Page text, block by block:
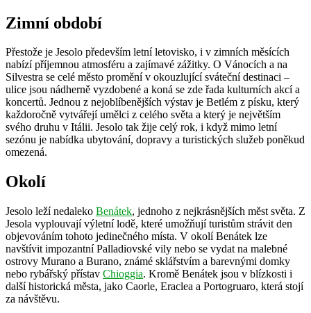
Zimní období
Přestože je Jesolo především letní letovisko, i v zimních měsících
nabízí příjemnou atmosféru a zajímavé zážitky. O Vánocích a na
Silvestra se celé město promění v okouzlující sváteční destinaci –
ulice jsou nádherně vyzdobené a koná se zde řada kulturních akcí a
koncertů. Jednou z nejoblíbenějších výstav je Betlém z písku, který
každoročně vytvářejí umělci z celého světa a který je největším
svého druhu v Itálii. Jesolo tak žije celý rok, i když mimo letní
sezónu je nabídka ubytování, dopravy a turistických služeb poněkud
omezená.
Okolí
Jesolo leží nedaleko Benátek, jednoho z nejkrásnějších měst světa. Z
Jesola vyplouvají výletní lodě, které umožňují turistům strávit den
objevováním tohoto jedinečného místa. V okolí Benátek lze
navštívit impozantní Palladiovské vily nebo se vydat na malebné
ostrovy Murano a Burano, známé sklářstvím a barevnými domky
nebo rybářský přístav Chioggia. Kromě Benátek jsou v blízkosti i
další historická města, jako Caorle, Eraclea a Portogruaro, která stojí
za návštěvu.